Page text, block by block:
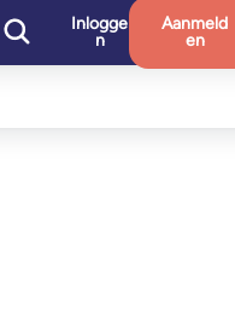
Inlogge
n
Aanmeld
en